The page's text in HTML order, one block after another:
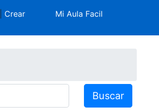
Crear
Mi Aula Facil
Buscar